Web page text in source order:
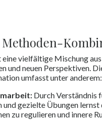
vielfältige Mischung aus
und neuen Perspektiven.
umfasst unter anderem:
Durch Verständnis
und gezielte Übungen lernst
zu regulieren und innere